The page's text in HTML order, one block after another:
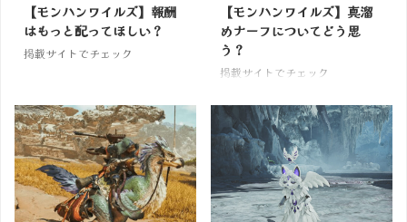
【モンハンワイルズ】報酬
はもっと配ってほしい？
掲載サイトでチェック
【モンハンワイルズ】真溜
めナーフについてどう思
う？
掲載サイトでチェック